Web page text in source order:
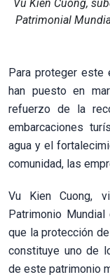
Vu Kien Cuong,
Patrimonial
Para proteger este
han puesto en
refuerzo de la
embarcaciones
agua y el
comunidad, las
Vu Kien Cuong,
Patrimonio
que la protección
constituye uno de
de este patrimonio